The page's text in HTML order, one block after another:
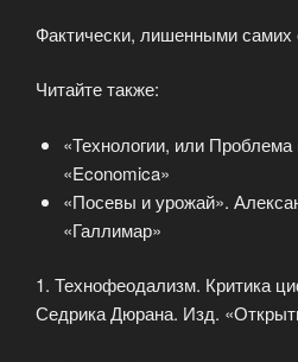
Фактически, лишенными самих
Читайте также:
«Технологии, или
«Economica»
«Посевы и урожай».
«Галлимар»
1. Технофеодализм. Критика
Седрика Дюрана. Изд.